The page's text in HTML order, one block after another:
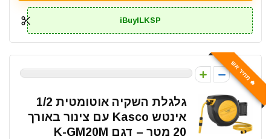
iBuyILKSP
🔥 מחיר אש
0
גלגלת השקיה אוטומטית 1/2
אינטש Kasco עם צינור באורך
20 מטר – דגם K-GM20M